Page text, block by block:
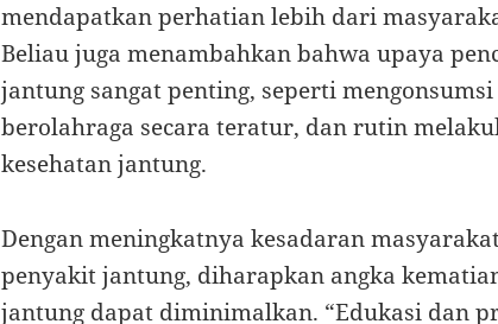
mendapatkan perhatian lebih dari
Beliau juga menambahkan bahwa upaya
jantung sangat penting, seperti
berolahraga secara teratur, dan rutin
kesehatan jantung.
Dengan meningkatnya kesadaran
penyakit jantung, diharapkan angka
jantung dapat diminimalkan. “Edukasi dan